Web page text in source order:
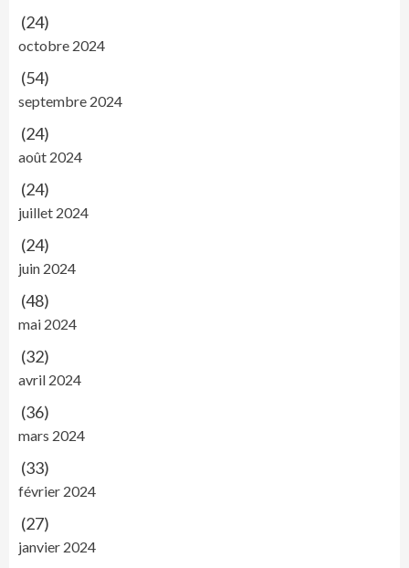
(24)
octobre 2024
(54)
septembre 2024
(24)
août 2024
(24)
juillet 2024
(24)
juin 2024
(48)
mai 2024
(32)
avril 2024
(36)
mars 2024
(33)
février 2024
(27)
janvier 2024